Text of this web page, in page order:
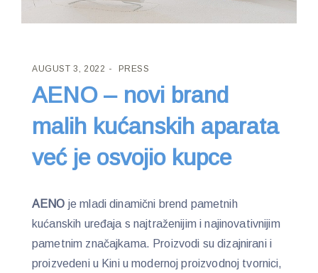
AUGUST 3, 2022 PRESS
AENO – novi brand
malih kućanskih aparata
već je osvojio kupce
AENO je mladi dinamični brend pametnih
kućanskih uređaja s najtraženijim i najinovativnijim
pametnim značajkama. Proizvodi su dizajnirani i
proizvedeni u Kini u modernoj proizvodnoj tvornici,